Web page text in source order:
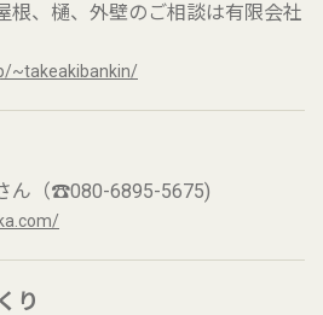
根、樋、外壁のご相談は有限会社
~takeakibankin/
ん（☎080-6895-5675)
り